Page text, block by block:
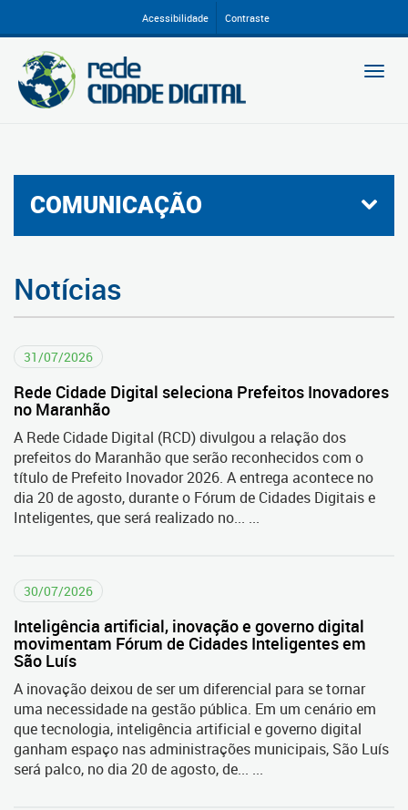
para
conteúdo
Acessibilidade Contraste
COMUNICAÇÃO
Notícias
31/07/2026
Rede Cidade Digital seleciona Prefeitos Inovadores
no Maranhão
A Rede Cidade Digital (RCD) divulgou a relação dos
prefeitos do Maranhão que serão reconhecidos com o
título de Prefeito Inovador 2026. A entrega acontece no
dia 20 de agosto, durante o Fórum de Cidades Digitais e
Inteligentes, que será realizado no... ...
30/07/2026
Inteligência artificial, inovação e governo digital
movimentam Fórum de Cidades Inteligentes em
São Luís
A inovação deixou de ser um diferencial para se tornar
uma necessidade na gestão pública. Em um cenário em
que tecnologia, inteligência artificial e governo digital
ganham espaço nas administrações municipais, São Luís
será palco, no dia 20 de agosto, de... ...